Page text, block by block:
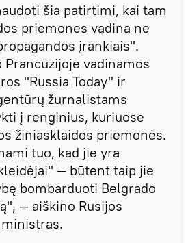
šia patirtimi, kai tam
priemones vadina ne
įrankiais".
vadinamos
"Russia Today" ir
žurnalistams
į renginius, kuriuose
žiniasklaidos priemonės.
tuo, kad jie yra
— būtent taip jie
bombarduoti Belgrado
— aiškino Rusijos